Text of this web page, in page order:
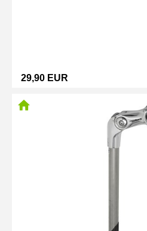
29,90 EUR